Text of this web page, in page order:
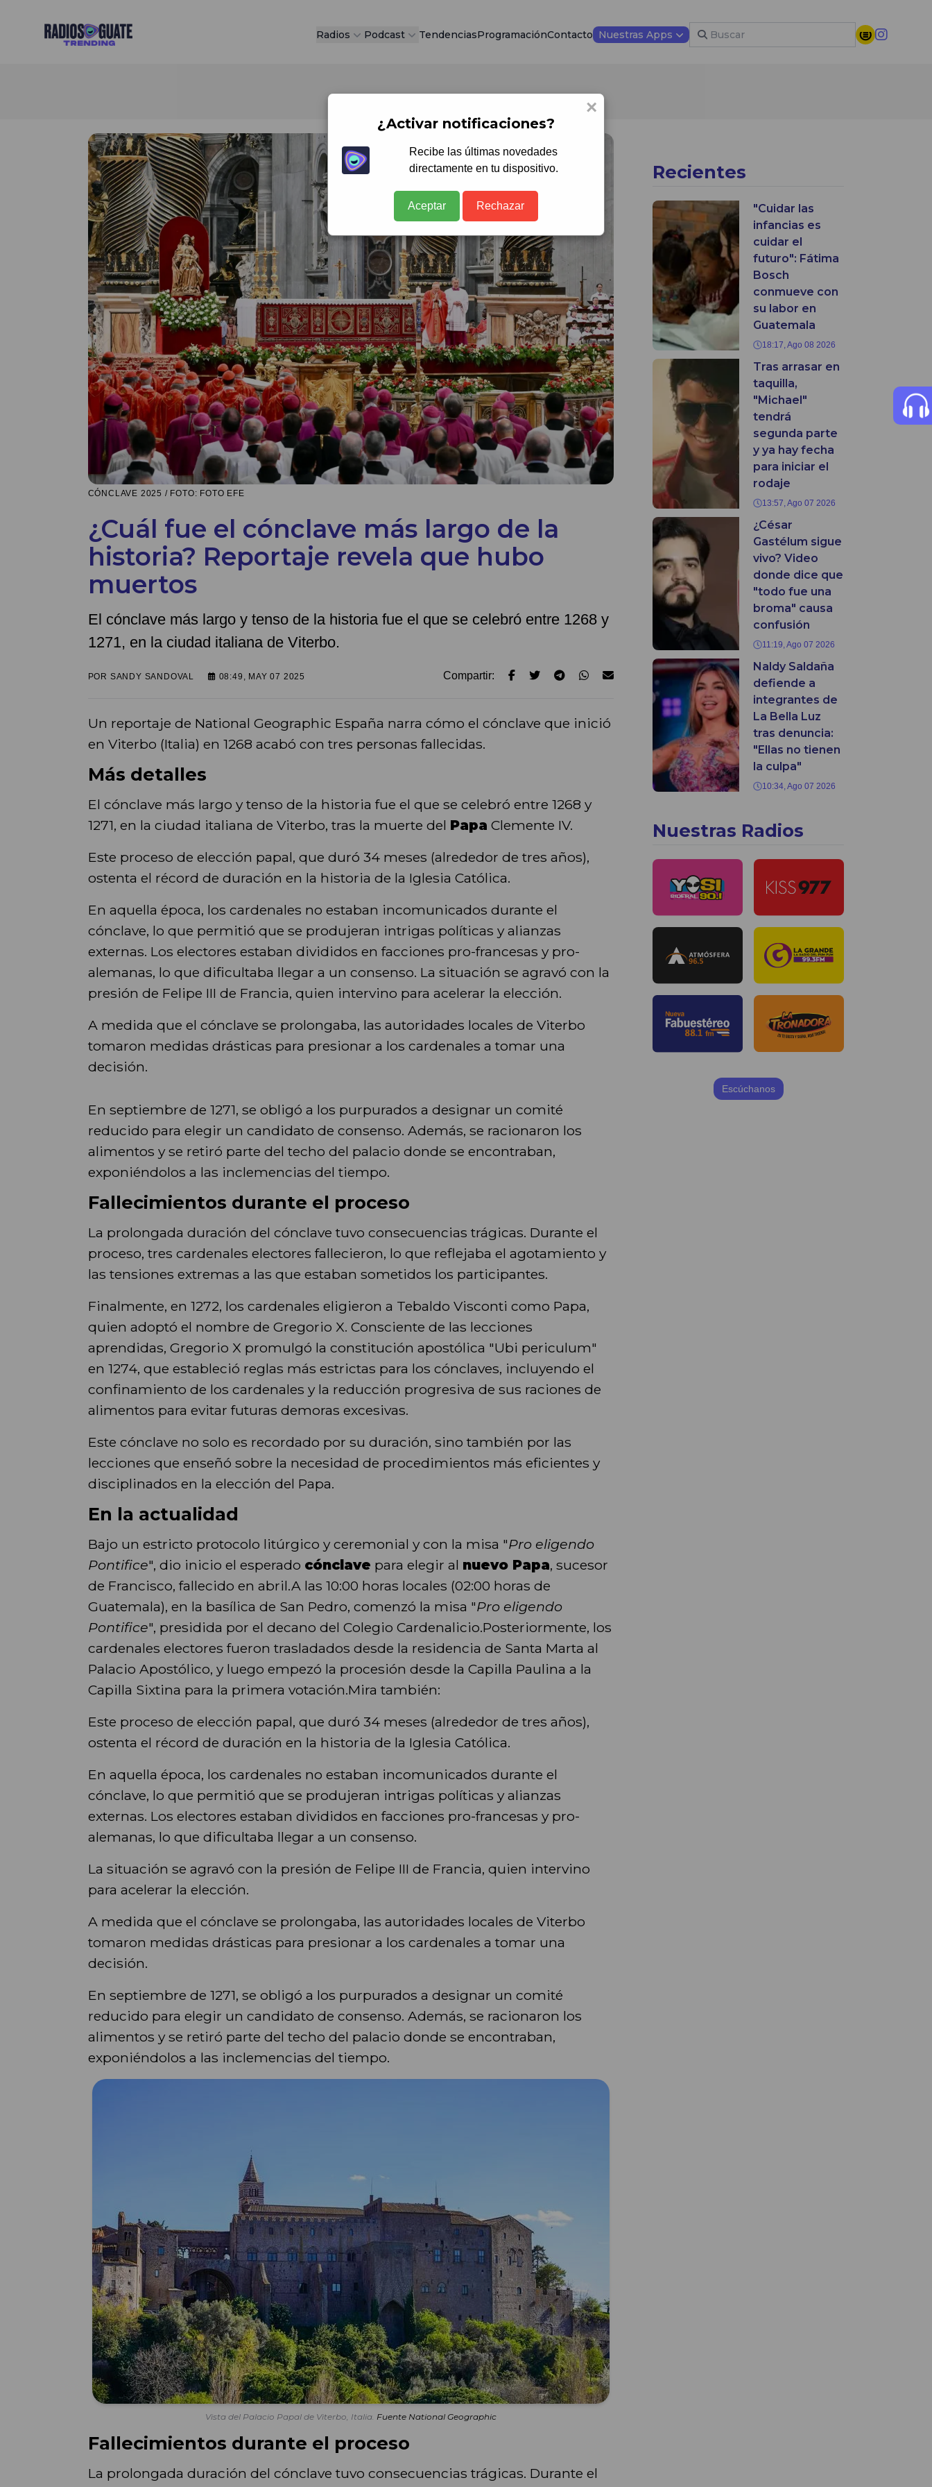
Radios Guate Radios Podcast TendenciasProgramaciónContacto Nuestras Apps
CÓNCLAVE 2025 / FOTO: FOTO EFE
¿Cuál fue el cónclave más largo de la
historia? Reportaje revela que hubo
muertos
El cónclave más largo y tenso de la historia fue el que se celebró entre 1268 y
1271, en la ciudad italiana de Viterbo.
POR SANDY SANDOVAL 08:49, MAY 07 2025 Compartir:
Un reportaje de National Geographic España narra cómo el cónclave que inició
en Viterbo (Italia) en 1268 acabó con tres personas fallecidas.
Más detalles
El cónclave más largo y tenso de la historia fue el que se celebró entre 1268 y
1271, en la ciudad italiana de Viterbo, tras la muerte del Papa Clemente IV.
Este proceso de elección papal, que duró 34 meses (alrededor de tres años),
ostenta el récord de duración en la historia de la Iglesia Católica.
En aquella época, los cardenales no estaban incomunicados durante el
cónclave, lo que permitió que se produjeran intrigas políticas y alianzas
externas. Los electores estaban divididos en facciones pro-francesas y pro-
alemanas, lo que dificultaba llegar a un consenso. La situación se agravó con la
presión de Felipe III de Francia, quien intervino para acelerar la elección.
A medida que el cónclave se prolongaba, las autoridades locales de Viterbo
tomaron medidas drásticas para presionar a los cardenales a tomar una
decisión.
En septiembre de 1271, se obligó a los purpurados a designar un comité
reducido para elegir un candidato de consenso. Además, se racionaron los
alimentos y se retiró parte del techo del palacio donde se encontraban,
exponiéndolos a las inclemencias del tiempo.
Fallecimientos durante el proceso
La prolongada duración del cónclave tuvo consecuencias trágicas. Durante el
proceso, tres cardenales electores fallecieron, lo que reflejaba el agotamiento y
las tensiones extremas a las que estaban sometidos los participantes.
Finalmente, en 1272, los cardenales eligieron a Tebaldo Visconti como Papa,
quien adoptó el nombre de Gregorio X. Consciente de las lecciones
aprendidas, Gregorio X promulgó la constitución apostólica "Ubi periculum"
en 1274, que estableció reglas más estrictas para los cónclaves, incluyendo el
confinamiento de los cardenales y la reducción progresiva de sus raciones de
alimentos para evitar futuras demoras excesivas.
Este cónclave no solo es recordado por su duración, sino también por las
lecciones que enseñó sobre la necesidad de procedimientos más eficientes y
disciplinados en la elección del Papa.
En la actualidad
Bajo un estricto protocolo litúrgico y ceremonial y con la misa "Pro eligendo
Pontifice", dio inicio el esperado cónclave para elegir al nuevo Papa, sucesor
de Francisco, fallecido en abril.A las 10:00 horas locales (02:00 horas de
Guatemala), en la basílica de San Pedro, comenzó la misa "Pro eligendo
Pontifice", presidida por el decano del Colegio Cardenalicio.Posteriormente, los
cardenales electores fueron trasladados desde la residencia de Santa Marta al
Palacio Apostólico, y luego empezó la procesión desde la Capilla Paulina a la
Capilla Sixtina para la primera votación.Mira también:
Este proceso de elección papal, que duró 34 meses (alrededor de tres años),
ostenta el récord de duración en la historia de la Iglesia Católica.
En aquella época, los cardenales no estaban incomunicados durante el
cónclave, lo que permitió que se produjeran intrigas políticas y alianzas
externas. Los electores estaban divididos en facciones pro-francesas y pro-
alemanas, lo que dificultaba llegar a un consenso.
La situación se agravó con la presión de Felipe III de Francia, quien intervino
para acelerar la elección.
A medida que el cónclave se prolongaba, las autoridades locales de Viterbo
tomaron medidas drásticas para presionar a los cardenales a tomar una
decisión.
En septiembre de 1271, se obligó a los purpurados a designar un comité
reducido para elegir un candidato de consenso. Además, se racionaron los
alimentos y se retiró parte del techo del palacio donde se encontraban,
exponiéndolos a las inclemencias del tiempo.
Vista del Palacio Papal de Viterbo, Italia. Fuente National Geographic
Fallecimientos durante el proceso
La prolongada duración del cónclave tuvo consecuencias trágicas. Durante el
Recientes
"Cuidar las
infancias es
cuidar el
futuro": Fátima
Bosch
conmueve con
su labor en
Guatemala
18:17, Ago 08 2026
Tras arrasar en
taquilla,
"Michael"
tendrá
segunda parte
y ya hay fecha
para iniciar el
rodaje
13:57, Ago 07 2026
¿César
Gastélum sigue
vivo? Video
donde dice que
"todo fue una
broma" causa
confusión
11:19, Ago 07 2026
Naldy Saldaña
defiende a
integrantes de
La Bella Luz
tras denuncia:
"Ellas no tienen
la culpa"
10:34, Ago 07 2026
Nuestras Radios
Escúchanos
×
¿Activar notificaciones?
Recibe las últimas novedades
directamente en tu dispositivo.
Aceptar Rechazar